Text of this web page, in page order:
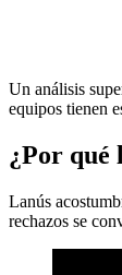
Un análisis
equipos tienen
¿Por qué
Lanús
rechazos se